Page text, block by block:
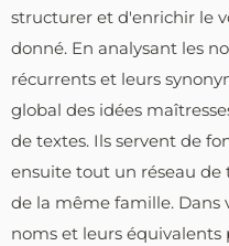
structurer et d'enrichir le
donné. En analysant les
récurrents et leurs
global des idées
de textes. Ils servent de
ensuite tout un réseau
de la même famille. Dans
noms et leurs